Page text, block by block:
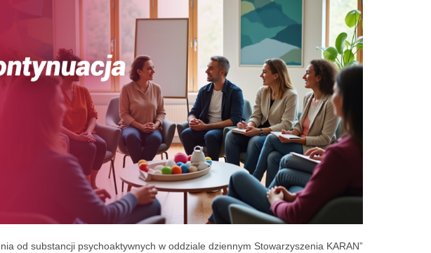
od substancji psychoaktywnych w oddziale dziennym Stowarzyszenia KARAN”